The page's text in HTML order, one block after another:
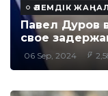
ӘЛЕМДІК
Павел Дуров
свое
06 Sep, 2024